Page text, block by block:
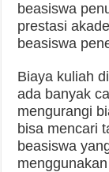
beasiswa
prestasi
beasiswa
Biaya kuliah
ada banyak
mengurangi
bisa mencari
beasiswa